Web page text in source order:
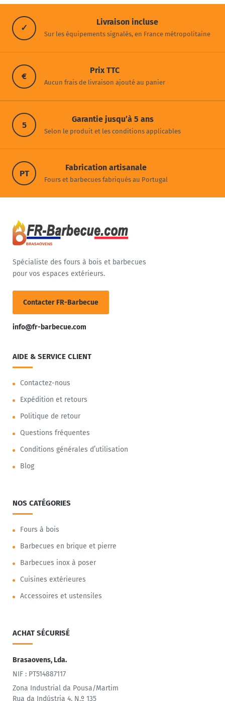
✓
Livraison incluse
Sur les équipements signalés, en France métropolitaine
€
Prix TTC
Aucun frais de livraison ajouté au panier
5
Garantie jusqu’à 5 ans
Selon le produit et les conditions applicables
PT
Fabrication artisanale
Fours et barbecues fabriqués au Portugal
Spécialiste des fours à bois et barbecues
pour vos espaces extérieurs.
Contacter FR-Barbecue
info@fr-barbecue.com
AIDE & SERVICE CLIENT
Contactez-nous
Expédition et retours
Politique de retour
Questions fréquentes
Conditions générales d’utilisation
Blog
NOS CATÉGORIES
Fours à bois
Barbecues en brique et pierre
Barbecues inox à poser
Cuisines extérieures
Accessoires et ustensiles
ACHAT SÉCURISÉ
Brasaovens, Lda.
NIF : PT514887117
Zona Industrial da Pousa/Martim
Rua da Indústria 4, N.º 135